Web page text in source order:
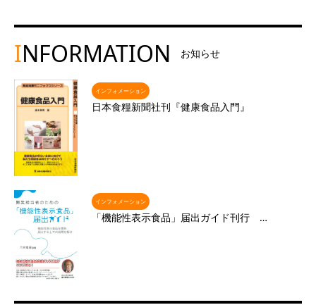
INFORMATION お知らせ
インフォメーション
日本食糧新聞社刊『健康食品入門』
インフォメーション
「機能性表示食品」届出ガイド刊行 …